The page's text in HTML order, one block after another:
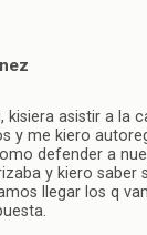
kisiera asistir a la
y me kiero
defender a
y kiero saber
llegar los q